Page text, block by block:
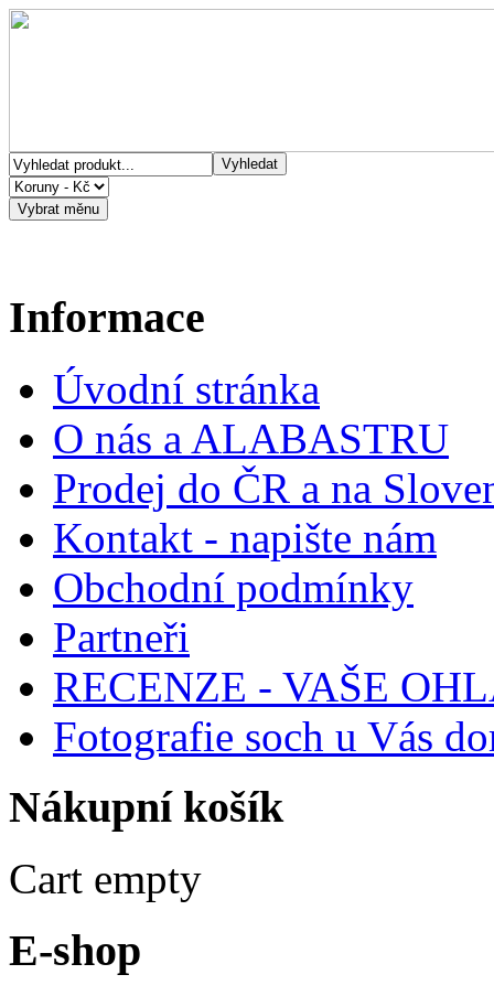
Informace
Úvodní stránka
O nás a ALABASTRU
Prodej do ČR a na
Kontakt - napište nám
Obchodní podmínky
Partneři
RECENZE - VAŠE
Fotografie soch u Vás
Nákupní košík
Cart empty
E-shop